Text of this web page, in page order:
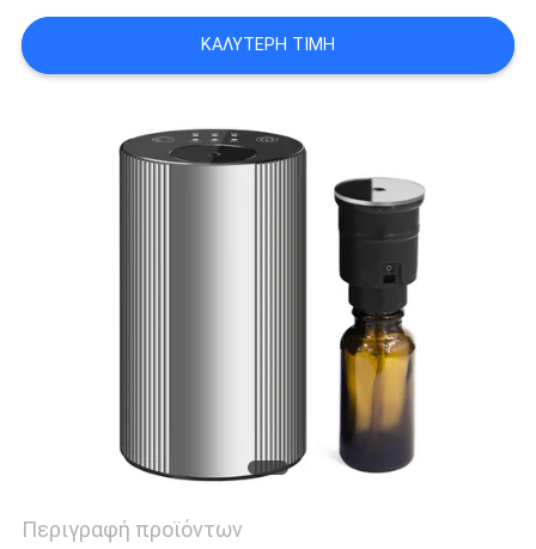
SITEMAP
PRIVACY
ΚΑΛΎΤΕΡΗ ΤΙΜΉ
Περιγραφή προϊόντων